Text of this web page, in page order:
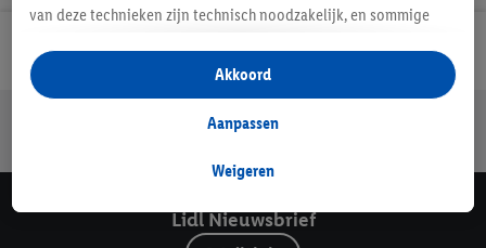
Lidl Nieuwsbrief
Jouw voordelen bij ons als Lidl webshop klant
Lidl Nieuwsbrief
van deze technieken zijn technisch noodzakelijk, en sommige
opslaan van voorkeursinstellingen, het verzamelen en
analyseren van statistieken of voor het tonen van
gepersonaliseerde reclame binnen en buiten de Lidl-diensten.
gegevens over jouw aankoopgedrag in de winkel ook voor de
Als je hier toestemming geeft aan ons voor het personaliseren
Weigeren
Aanpassen
Akkoord